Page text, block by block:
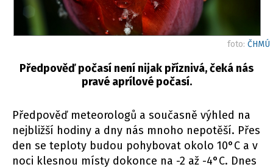
foto: ČHMÚ
Předpověď počasí není nijak příznivá, čeká nás
pravé aprílové počasí.
Předpověď meteorologů a současně výhled na
nejbližší hodiny a dny nás mnoho nepotěší. Přes
den se teploty budou pohybovat okolo 10°C a v
noci klesnou místy dokonce na -2 až -4°C. Dnes